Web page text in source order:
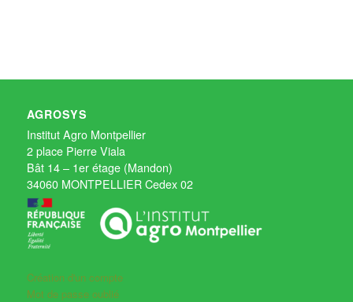
AGROSYS
Institut Agro Montpellier
2 place Pierre Viala
Bât 14 – 1er étage (Mandon)
34060 MONTPELLIER Cedex 02
Création d'un compte
Mot de passe oublié